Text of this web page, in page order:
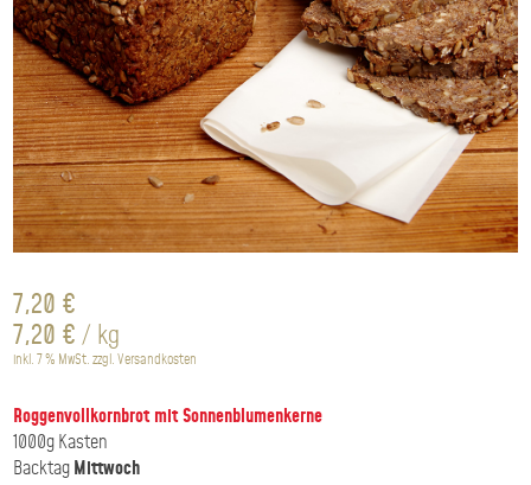
7,20 €
7,20 €/ kg
inkl. 7 % MwSt.zzgl.Versandkosten
Roggenvollkornbrot mit Sonnenblumenkerne
1000g Kasten
BacktagMittwoch